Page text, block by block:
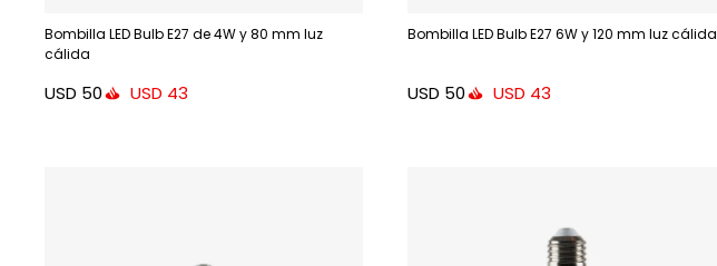
Bombilla LED Bulb E27 de 4W y 80 mm luz
cálida
USD 50 USD 43
Bombilla LED Bulb E27 6W y 120 mm luz cálida
USD 50 USD 43